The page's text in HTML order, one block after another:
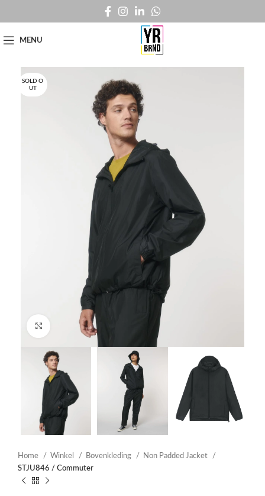
MENU
SOLD O
UT
Click to enlarge
Home Winkel Bovenkleding
Non Padded Jacket
STJU846 / Commuter